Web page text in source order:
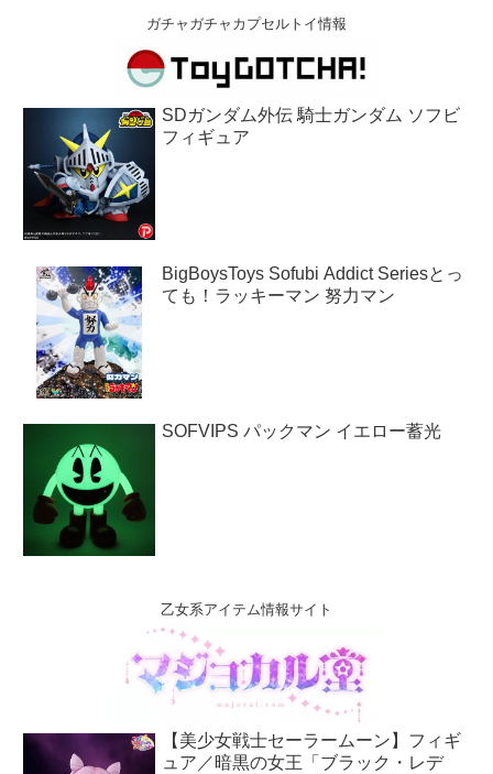
ガチャガチャカプセルトイ情報
SDガンダム外伝 騎士ガンダム ソフビ
フィギュア
BigBoysToys Sofubi Addict Seriesとっ
ても！ラッキーマン 努力マン
SOFVIPS パックマン イエロー蓄光
乙女系アイテム情報サイト
【美少女戦士セーラームーン】フィギ
ュア／暗黒の女王「ブラック・レデ